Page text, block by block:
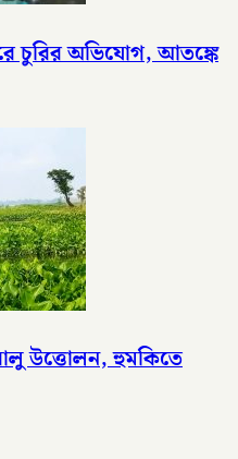
চুরির অভিযোগ, আতঙ্কে
উত্তোলন, হুমকিতে